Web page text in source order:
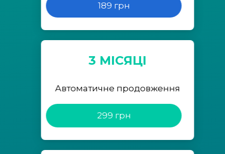
189 грн
3 МІСЯЦІ
Автоматичне продовження
299 грн